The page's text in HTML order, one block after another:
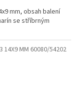
mm, obsah balení
se stříbrným
14X9 MM 60080/54202